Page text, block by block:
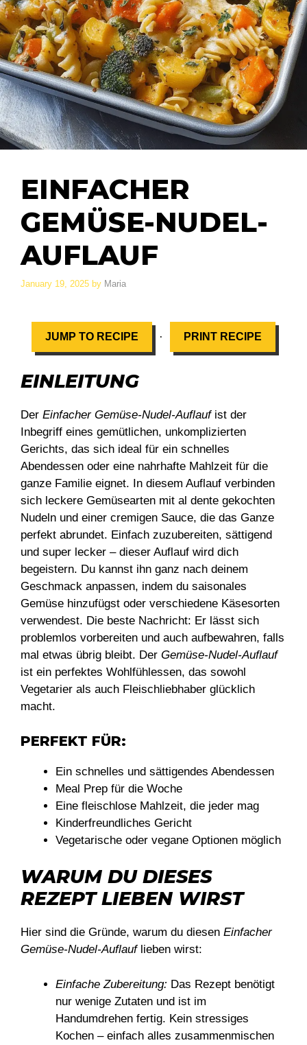
EINFACHER
GEMÜSE-NUDEL-
AUFLAUF
January 19, 2025 by Maria
JUMP TO RECIPE · PRINT RECIPE
EINLEITUNG
Der Einfacher Gemüse-Nudel-Auflaufist der
Inbegriff eines gemütlichen, unkomplizierten
Gerichts, das sich ideal für ein schnelles
Abendessen oder eine nahrhafte Mahlzeit für die
ganze Familie eignet. In diesem Auflauf verbinden
sich leckere Gemüsearten mit al dente gekochten
Nudeln und einer cremigen Sauce, die das Ganze
perfekt abrundet. Einfach zuzubereiten, sättigend
und super lecker – dieser Auflauf wird dich
begeistern. Du kannst ihn ganz nach deinem
Geschmack anpassen, indem du saisonales
Gemüse hinzufügst oder verschiedene Käsesorten
verwendest. Die beste Nachricht: Er lässt sich
problemlos vorbereiten und auch aufbewahren, falls
mal etwas übrig bleibt. Der Gemüse-Nudel-Auflauf
ist ein perfektes Wohlfühlessen, das sowohl
Vegetarier als auch Fleischliebhaber glücklich
macht.
PERFEKT FÜR:
Ein schnelles und sättigendes Abendessen
Meal Prep für die Woche
Eine fleischlose Mahlzeit, die jeder mag
Kinderfreundliches Gericht
Vegetarische oder vegane Optionen möglich
WARUM DU DIESES
REZEPT LIEBEN WIRST
Hier sind die Gründe, warum du diesen Einfacher
Gemüse-Nudel-Auflauflieben wirst:
Einfache Zubereitung: Das Rezept benötigt
nur wenige Zutaten und ist im
Handumdrehen fertig. Kein stressiges
Kochen – einfach alles zusammenmischen